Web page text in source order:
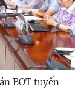
BOT tuyến